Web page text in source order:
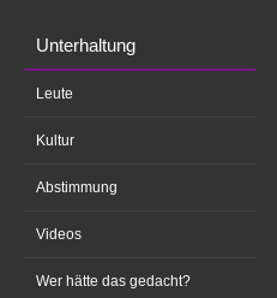
Unterhaltung
Leute
Kultur
Abstimmung
Videos
Wer hätte das gedacht?